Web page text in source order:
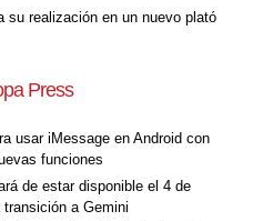
su realización en un nuevo plató
Press
usar iMessage en Android con
funciones
de estar disponible el 4 de
a Gemini